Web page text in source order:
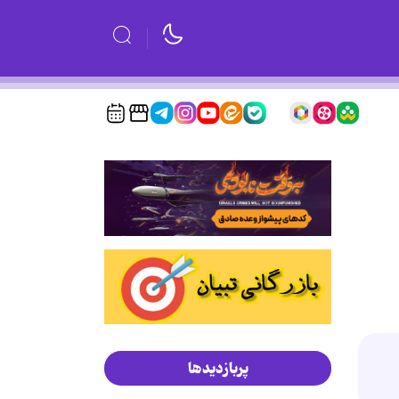
پربازدیدها